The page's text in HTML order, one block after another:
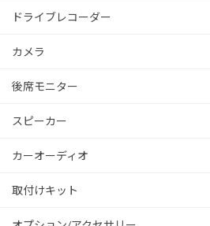
ドライブレコーダー
カメラ
後席モニター
スピーカー
カーオーディオ
取付けキット